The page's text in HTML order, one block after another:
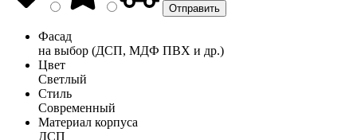
Фасад
на выбор (ДСП, МДФ ПВХ и др.)
Цвет
Светлый
Стиль
Современный
Материал корпуса
ДСП